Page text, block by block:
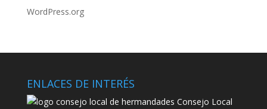
WordPress.org
ENLACES DE INTERÉS
Consejo Local